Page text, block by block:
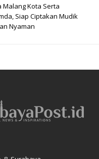
Malang Kota Serta
Siap Ciptakan Mudik
Nyaman